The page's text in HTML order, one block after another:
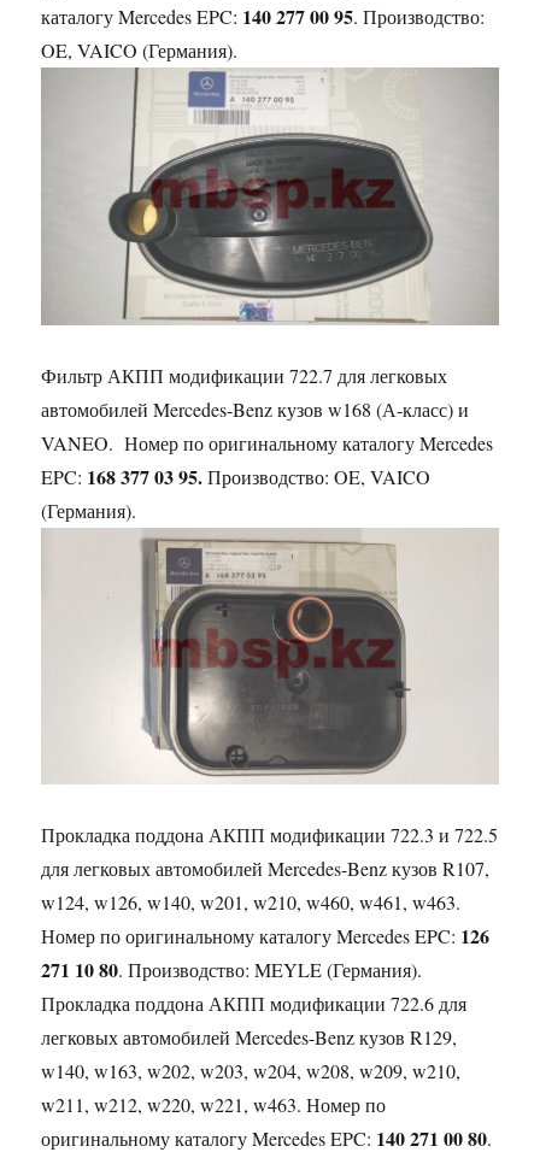
каталогу Mercedes EPC: 140 277 00 95. Производство:
OE, VAICO (Германия).
Фильтр АКПП модификации 722.7 для легковых
автомобилей Mercedes-Benz кузов w168 (А-класс) и
VANEO. Номер по оригинальному каталогу Mercedes
EPC: 168 377 03 95.Производство: OE, VAICO
(Германия).
Прокладка поддона АКПП модификации 722.3 и 722.5
для легковых автомобилей Mercedes-Benz кузов R107,
w124, w126, w140, w201, w210, w460, w461, w463.
Номер по оригинальному каталогу Mercedes EPC: 126
271 10 80. Производство: MEYLE (Германия).
Прокладка поддона АКПП модификации 722.6 для
легковых автомобилей Mercedes-Benz кузов R129,
w140, w163, w202, w203, w204, w208, w209, w210,
w211, w212, w220, w221, w463. Номер по
оригинальному каталогу Mercedes EPC: 140 271 00 80.